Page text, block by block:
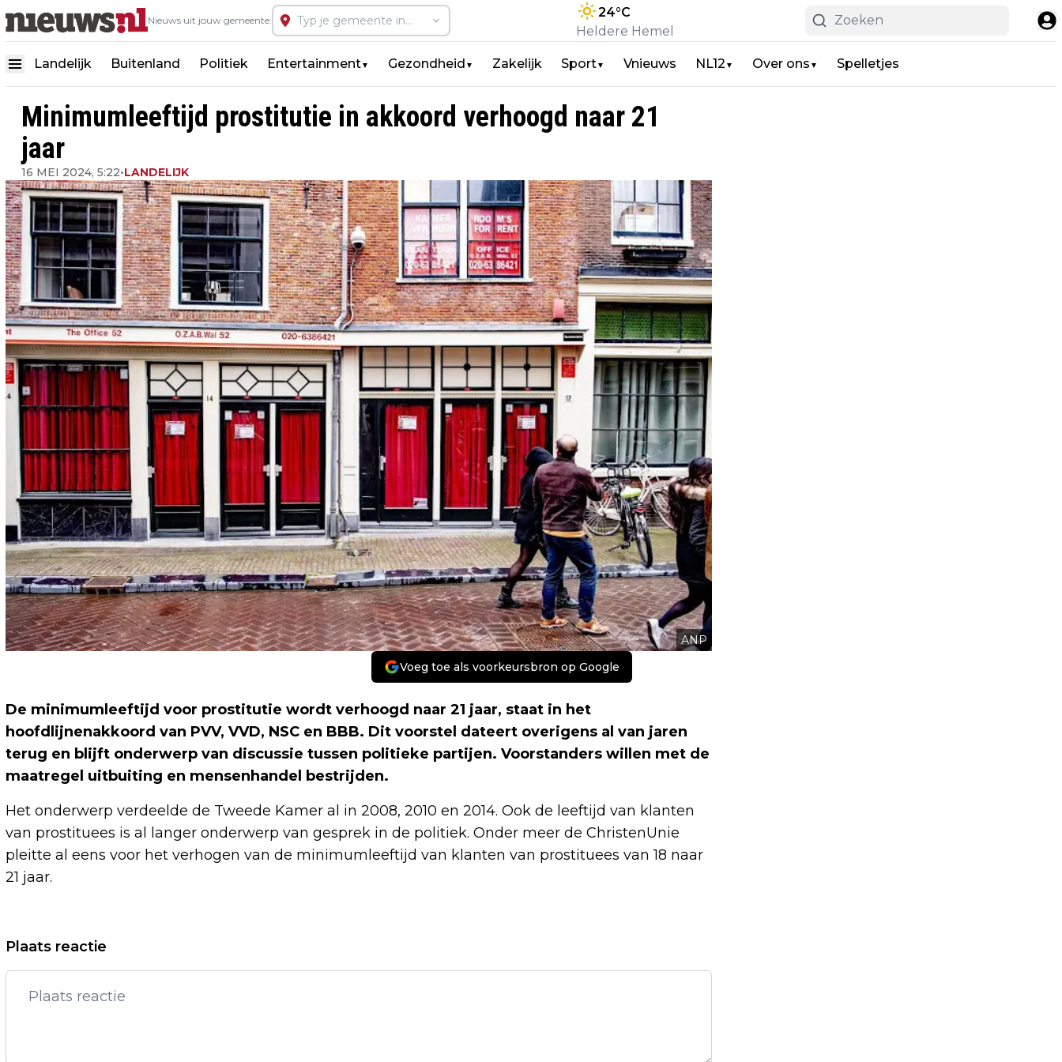
Nieuws uit jouw gemeente:
24°C
Heldere Hemel
Landelijk Buitenland Politiek Entertainment▼ Gezondheid ▼ Zakelijk Sport▼ Vnieuws NL12 ▼ Over ons ▼ Spelletjes
Minimumleeftijd prostitutie in akkoord verhoogd naar 21
jaar
16 MEI 2024, 5:22•LANDELIJK
ANP
Voeg toe als voorkeursbron op Google
De minimumleeftijd voor prostitutie wordt verhoogd naar 21 jaar, staat in het
hoofdlijnenakkoord van PVV, VVD, NSC en BBB. Dit voorstel dateert overigens al van jaren
terug en blijft onderwerp van discussie tussen politieke partijen. Voorstanders willen met de
maatregel uitbuiting en mensenhandel bestrijden.
Het onderwerp verdeelde de Tweede Kamer al in 2008, 2010 en 2014. Ook de leeftijd van klanten
van prostituees is al langer onderwerp van gesprek in de politiek. Onder meer de ChristenUnie
pleitte al eens voor het verhogen van de minimumleeftijd van klanten van prostituees van 18 naar
21 jaar.
Vorig artikel
SPREIDINGSWET VAN TAFEL,
HERVORMING STELSEL ASIEL EN
PARTIJEN GEVEN LEZEN, SCHRIJVEN EN
Plaats reactie